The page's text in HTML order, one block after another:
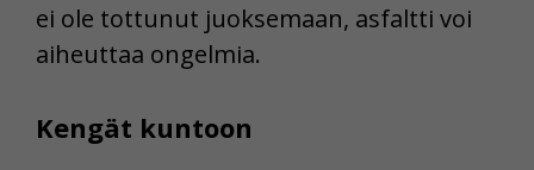
ei ole tottunut juoksemaan, asfaltti voi
aiheuttaa ongelmia.
Kengät kuntoon